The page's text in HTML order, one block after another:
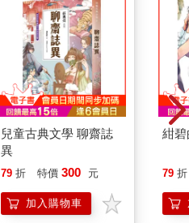
兒童古典文學 聊齋誌
異
79 折 特價 300 元
加入購物車
紺
79 折